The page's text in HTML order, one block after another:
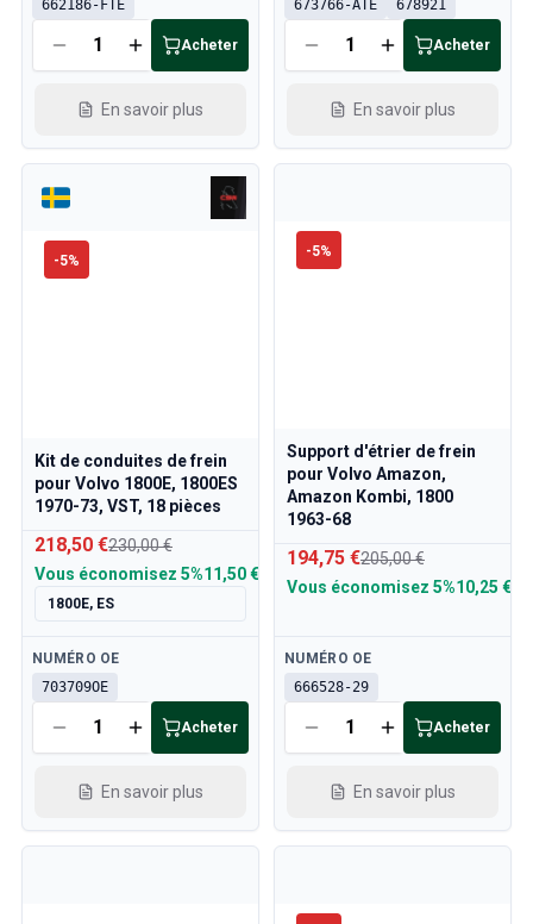
Refroidissement
Transmission
Commande des gaz
Châssis & Direction
Chauffage & Climatisation
Accessoires & Divers
Carrosserie
Intérieur
Promotion
Promotion du mois
662186-FTE
Acheter
En savoir plus
673766-ATE 678921
Acheter
En savoir plus
-5%
Kit de conduites de frein
pour Volvo 1800E, 1800ES
1970-73, VST, 18 pièces
218,50 €230,00 €
Vous économisez 5%11,50 €
1800E, ES
Disponible
NUMÉRO OE
703709OE
Acheter
En savoir plus
-5%
Support d'étrier de frein
pour Volvo Amazon,
Amazon Kombi, 1800
1963-68
194,75 €205,00 €
Vous économisez 5%10,25 €
Disponible
NUMÉRO OE
666528-29
Acheter
En savoir plus